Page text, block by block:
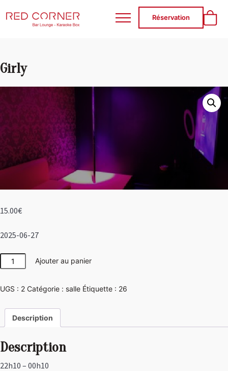
RED CORNER
Réservation
Girly
15.00€
2025-06-27
quantité
de
Ajouter au panier
UGS : 2 Catégorie : salle Étiquette : 26
Description
Description
22h10 – 00h10